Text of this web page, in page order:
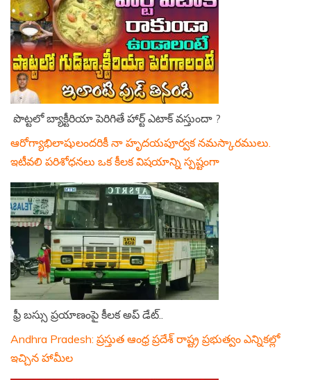
పొట్టలో బ్యాక్టీరియా పెరిగితే హార్ట్ ఎటాక్ వస్తుందా ?
ఆరోగ్యాభిలాషులందరికీ నా హృదయపూర్వక నమస్కారములు.
ఇటీవలి పరిశోధనలు ఒక కీలక విషయాన్ని స్పష్టంగా
ఫ్రీ బస్సు ప్రయాణంపై కీలక అప్ డేట్..
Andhra Pradesh: ప్రస్తుత ఆంధ్ర ప్రదేశ్ రాష్ట్ర ప్రభుత్వం ఎన్నికల్లో
ఇచ్చిన హామీల